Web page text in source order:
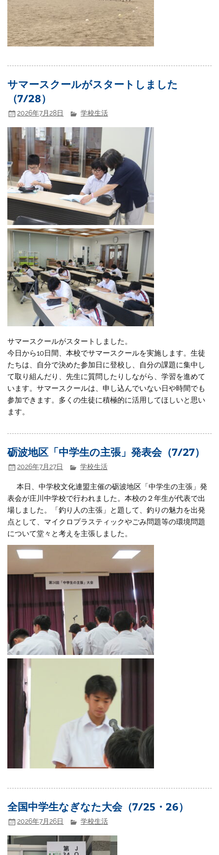
サマースクールがスタートしました
（7/28）
2026年7月28日 学校生活
サマースクールがスタートしました。
今日から10日間、本校でサマースクールを実施します。生徒
たちは、自分で決めた参加日に登校し、自分の課題に集中し
て取り組んだり、先生に質問したりしながら、学習を進めて
います。サマースクールは、申し込んでいない日や時間でも
参加できます。多くの生徒に積極的に活用してほしいと思い
ます。
砺波地区「中学生の主張」発表会（7/27）
2026年7月27日 学校生活
本日、中学校文化連盟主催の砺波地区「中学生の主張」発
表会が庄川中学校で行われました。本校の２年生が代表で出
場しました。「釣り人の主張」と題して、釣りの魅力を出発
点として、マイクロプラスティックやごみ問題等の環境問題
について堂々と考えを主張しました。
全国中学生なぎなた大会（7/25・26）
2026年7月26日 学校生活